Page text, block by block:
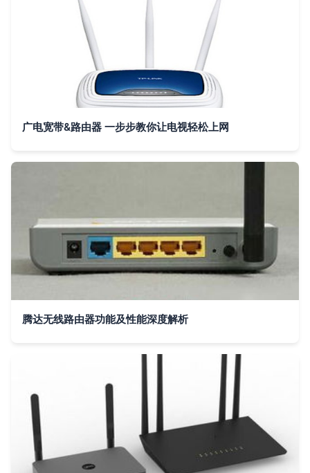
广电宽带&路由器 一步步教你让电视轻松上网
腾达无线路由器功能及性能深度解析